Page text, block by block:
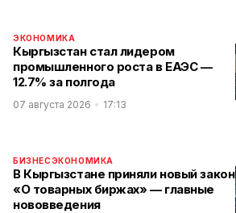
ЭКОНОМИКА
Кыргызстан стал лидером
промышленного роста в ЕАЭС —
12.7% за полгода
07 августа 2026 17:13
БИЗНЕСЭКОНОМИКА
В Кыргызстане приняли новый закон
«О товарных биржах» — главные
нововведения